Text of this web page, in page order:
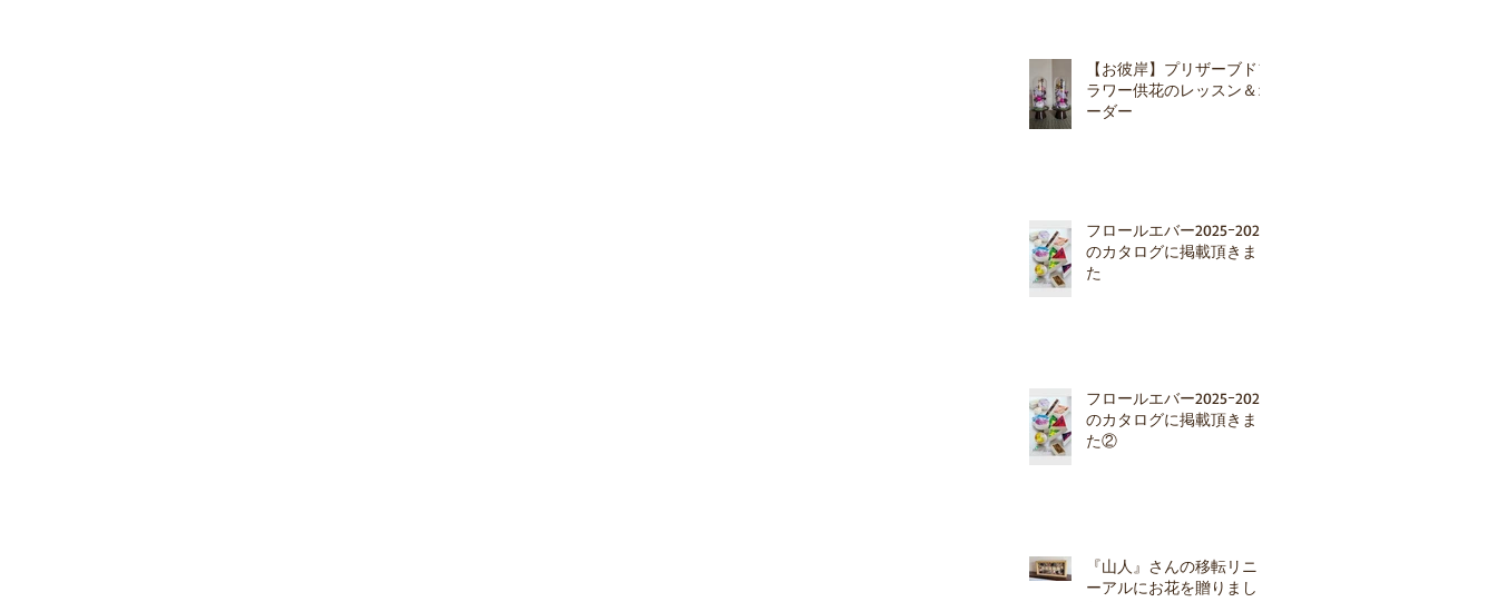
【お彼岸】プリザーブドフ
ラワー供花のレッスン＆オ
ーダー
フロールエバー2025ｰ2026
のカタログに掲載頂きまし
た
フロールエバー2025ｰ2026
のカタログに掲載頂きまし
た②
『山人』さんの移転リニュ
ーアルにお花を贈りまし